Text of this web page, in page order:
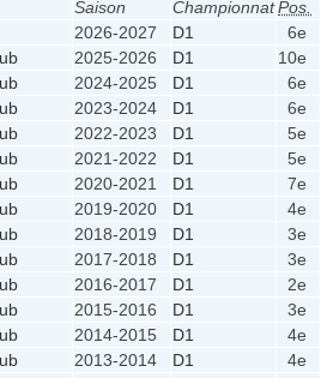
Saison ChampionnatPos.
2026-2027 D1 6e
2025-2026 D1 10e
2024-2025 D1 6e
2023-2024 D1 6e
2022-2023 D1 5e
2021-2022 D1 5e
2020-2021 D1 7e
2019-2020 D1 4e
2018-2019 D1 3e
2017-2018 D1 3e
2016-2017 D1 2e
2015-2016 D1 3e
2014-2015 D1 4e
2013-2014 D1 4e